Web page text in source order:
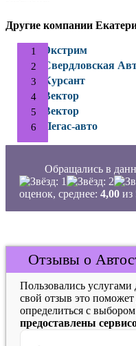
Другие компании
Экстрим
Свердловская
Курсант
Вектор
Вектор
Пегас-авто
Обращались в
оценок, среднее: 4,00 из
Отзывы о
Пользовались
свой отзыв это
определиться с
предоставлены